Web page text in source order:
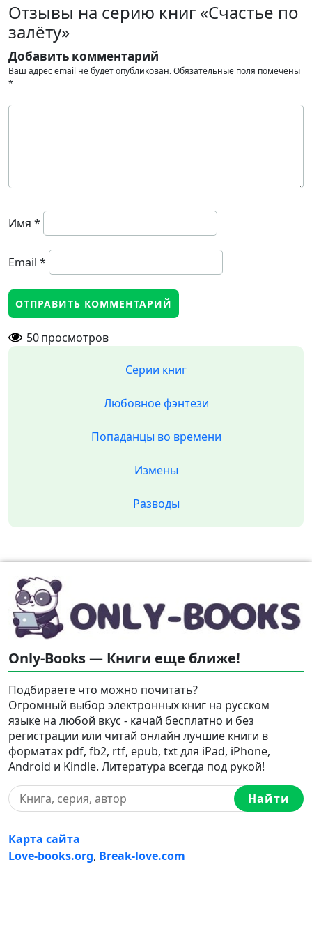
Отзывы на серию книг «Счастье по
залёту»
Добавить комментарий
Ваш адрес email не будет опубликован.Обязательные поля помечены
*
Имя *
Email *
50просмотров
Серии книг
Любовное фэнтези
Попаданцы во времени
Измены
Разводы
Only-Books — Книги еще ближе!
Подбираете что можно почитать?
Огромный выбор электронных книг на русском
языке на любой вкус - качай бесплатно и без
регистрации или читай онлайн лучшие книги в
форматах pdf, fb2, rtf, epub, txt для iPad, iPhone,
Android и Kindle. Литература всегда под рукой!
Найти
Карта сайта
Love-books.org, Break-love.com